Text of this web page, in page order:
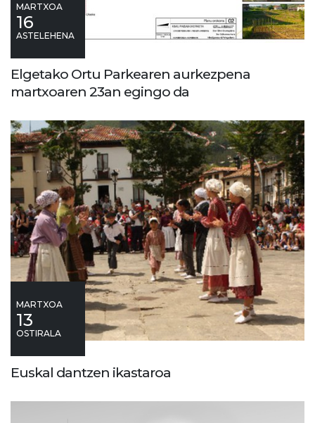
MARTXOA
16
ASTELEHENA
Elgetako Ortu Parkearen aurkezpena
martxoaren 23an egingo da
MARTXOA
13
OSTIRALA
Euskal dantzen ikastaroa